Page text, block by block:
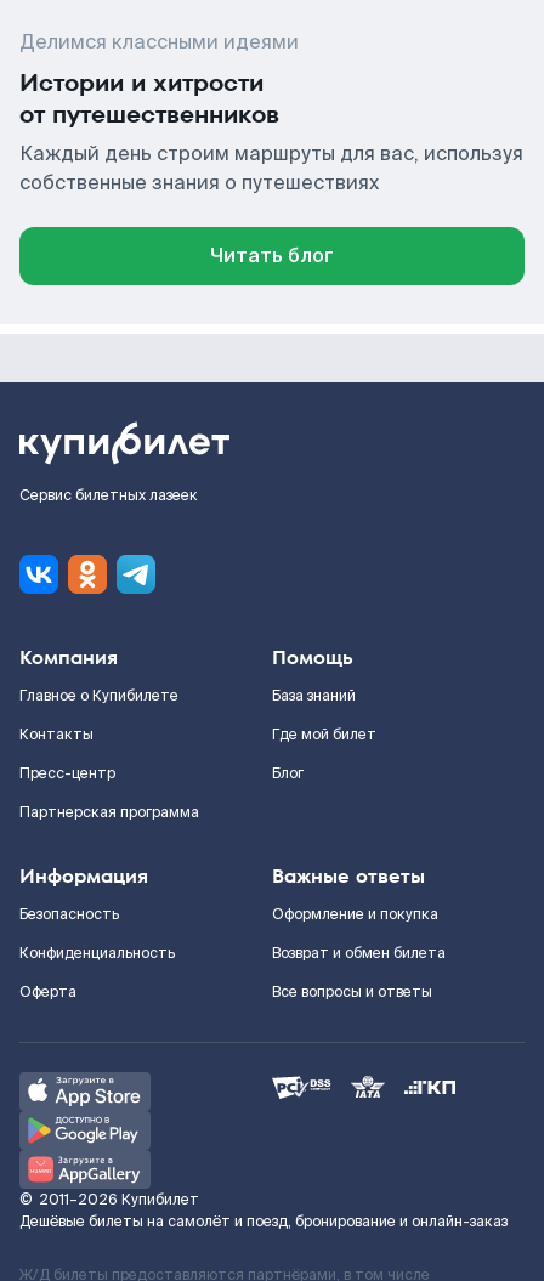
Делимся классными идеями
Истории и хитрости
от путешественников
Каждый день строим маршруты для вас, используя
собственные знания о путешествиях
Читать блог
Сервис билетных лазеек
Компания
Главное о Купибилете
Контакты
Пресс-центр
Партнерская программа
Помощь
База знаний
Где мой билет
Блог
Информация
Безопасность
Конфиденциальность
Оферта
Важные ответы
Оформление и покупка
Возврат и обмен билета
Все вопросы и ответы
© 2011–2026 Купибилет
Дешёвые билеты на самолёт и поезд, бронирование и онлайн-заказ
Ж/Д билеты предоставляются партнёрами, в том числе